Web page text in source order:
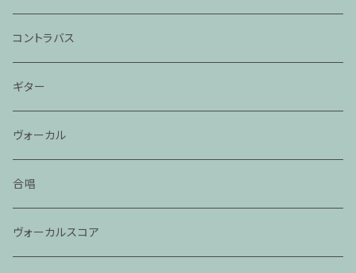
コントラバス
ギター
ヴォーカル
合唱
ヴォーカルスコア